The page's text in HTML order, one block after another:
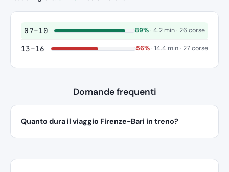
07–10 89% · 4.2 min · 26 corse
13–16 56%· 14.4 min · 27 corse
Domande frequenti
Quanto dura il viaggio Firenze-Bari in treno?